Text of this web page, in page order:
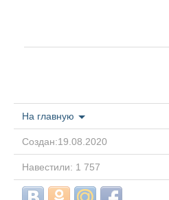
На главную
Создан:19.08.2020
Навестили: 1 757